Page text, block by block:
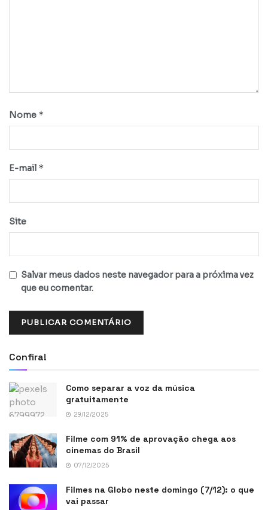
Nome *
E-mail *
Site
Salvar meus dados neste navegador para a próxima vez
que eu comentar.
Confira!
Como separar a voz da música
gratuitamente
29/12/2025
Filme com 91% de aprovação chega aos
cinemas do Brasil
07/12/2025
Filmes na Globo neste domingo (7/12): o que
vai passar